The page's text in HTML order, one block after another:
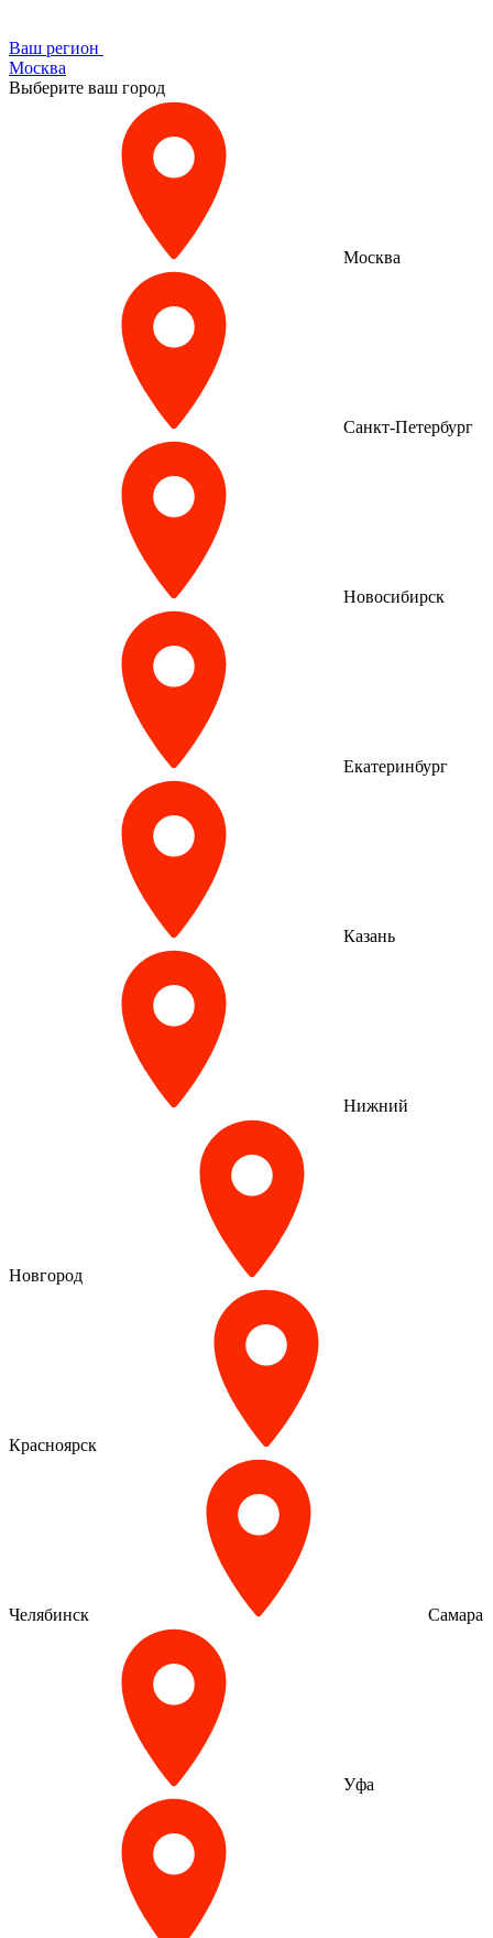
Ваш регион
Москва
Выберите ваш город
Москва
Санкт-Петербург
Новосибирск
Екатеринбург
Казань
Нижний
Новгород
Красноярск
Челябинск Самара
Уфа